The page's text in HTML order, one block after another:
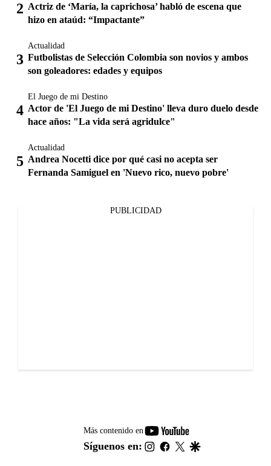
Actriz de ‘María, la caprichosa’ habló de escena que
hizo en ataúd: “Impactante”
Actualidad
Futbolistas de Selección Colombia son novios y ambos
son goleadores: edades y equipos
El Juego de mi Destino
Actor de 'El Juego de mi Destino' lleva duro duelo desde
hace años: "La vida será agridulce"
Actualidad
Andrea Nocetti dice por qué casi no acepta ser
Fernanda Samiguel en 'Nuevo rico, nuevo pobre'
PUBLICIDAD
Más contenido en
youtube-
footer
Síguenos en: instagram
facebook
twitter